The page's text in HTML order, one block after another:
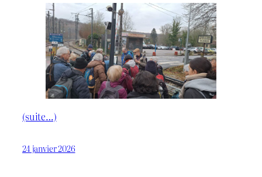
(suite…)
24 janvier 2026